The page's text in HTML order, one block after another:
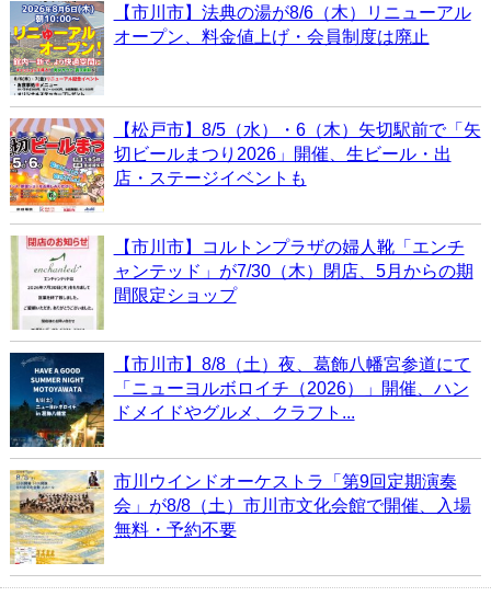
【市川市】法典の湯が8/6（木）リニューアル
オープン、料金値上げ・会員制度は廃止
【松戸市】8/5（水）・6（木）矢切駅前で「矢
切ビールまつり2026」開催、生ビール・出
店・ステージイベントも
【市川市】コルトンプラザの婦人靴「エンチ
ャンテッド」が7/30（木）閉店、5月からの期
間限定ショップ
【市川市】8/8（土）夜、葛飾八幡宮参道にて
「ニューヨルボロイチ（2026）」開催、ハン
ドメイドやグルメ、クラフト...
市川ウインドオーケストラ「第9回定期演奏
会」が8/8（土）市川市文化会館で開催、入場
無料・予約不要